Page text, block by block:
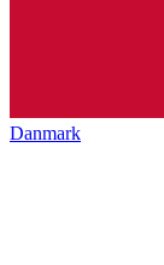
Danmark